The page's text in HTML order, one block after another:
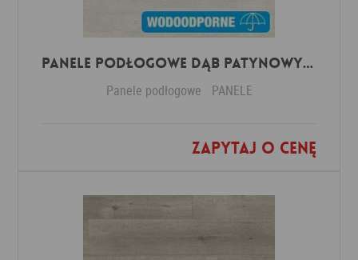
Panele Podłogowe Dąb Patynowy Klasyczny Jasny IMU3559 AC5 12 mm
Panele podłogowe PANELE
Zapytaj o cenę
Dodaj do ulubionych